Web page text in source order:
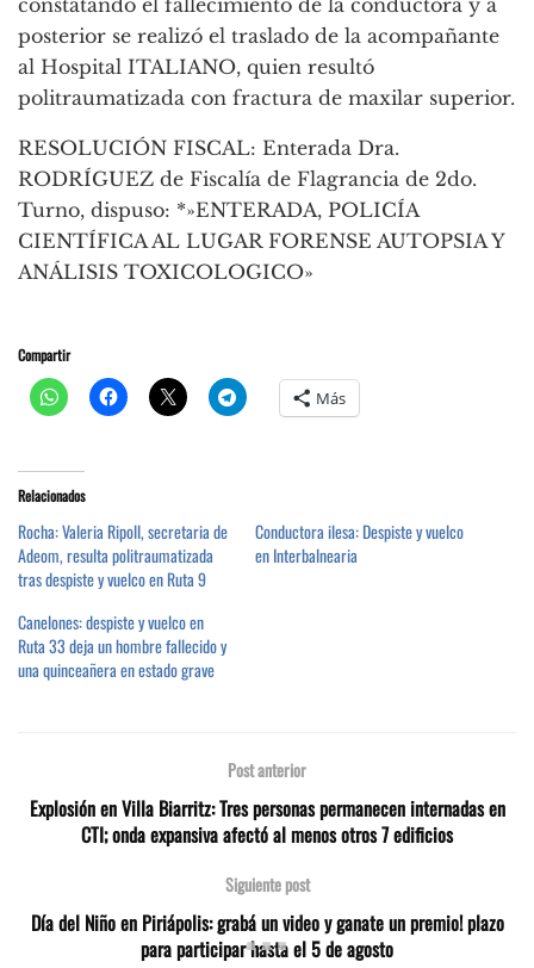
constatando el fallecimiento de la conductora y a
posterior se realizó el traslado de la acompañante
al Hospital ITALIANO, quien resultó
politraumatizada con fractura de maxilar superior.
RESOLUCIÓN FISCAL: Enterada Dra.
RODRÍGUEZ de Fiscalía de Flagrancia de 2do.
Turno, dispuso: *»ENTERADA, POLICÍA
CIENTÍFICA AL LUGAR FORENSE AUTOPSIA Y
ANÁLISIS TOXICOLOGICO»
Compartir
Más
Relacionados
Rocha: Valeria Ripoll, secretaria de
Adeom, resulta politraumatizada
tras despiste y vuelco en Ruta 9
Conductora ilesa: Despiste y vuelco
en Interbalnearia
Canelones: despiste y vuelco en
Ruta 33 deja un hombre fallecido y
una quinceañera en estado grave
Post anterior
Explosión en Villa Biarritz: Tres personas permanecen internadas en
CTI; onda expansiva afectó al menos otros 7 edificios
Siguiente post
Día del Niño en Piriápolis: grabá un video y ganate un premio! plazo
para participar hasta el 5 de agosto